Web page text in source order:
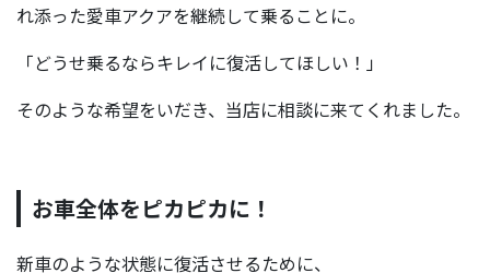
れ添った愛車アクアを継続して乗ることに。
「どうせ乗るならキレイに復活してほしい！」
そのような希望をいだき、当店に相談に来てくれました。
お車全体をピカピカに！
新車のような状態に復活させるために、